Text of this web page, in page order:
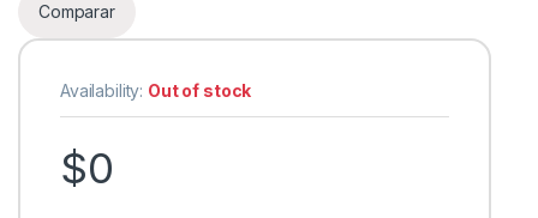
Comparar
Availability: Out of stock
$0